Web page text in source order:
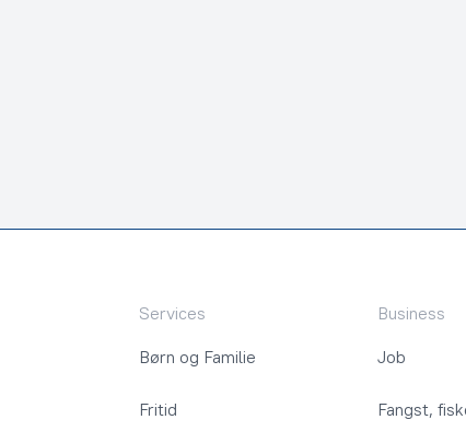
Services
Børn og Familie
Fritid
Business
Job
Fangst,